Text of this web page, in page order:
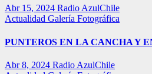
Abr 15, 2024 Radio AzulChile
Actualidad Galería Fotográfica
PUNTEROS EN LA CANCHA Y
Abr 8, 2024 Radio AzulChile